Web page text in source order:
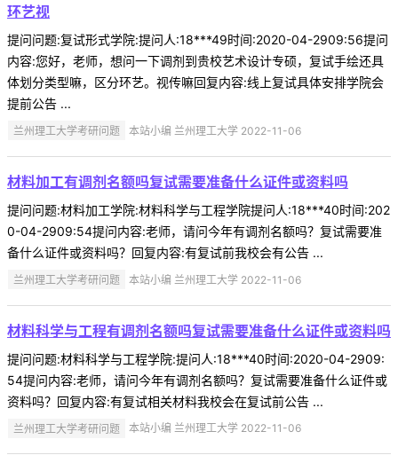
环艺视
提问问题:复试形式学院:提问人:18***49时间:2020-04-2909:56提问
内容:您好，老师，想问一下调剂到贵校艺术设计专硕，复试手绘还具
体划分类型嘛，区分环艺。视传嘛回复内容:线上复试具体安排学院会
提前公告 ...
兰州理工大学考研问题 本站小编 兰州理工大学 2022-11-06
材料加工有调剂名额吗复试需要准备什么证件或资料吗
提问问题:材料加工学院:材料科学与工程学院提问人:18***40时间:202
0-04-2909:54提问内容:老师，请问今年有调剂名额吗？复试需要准
备什么证件或资料吗？回复内容:有复试前我校会有公告 ...
兰州理工大学考研问题 本站小编 兰州理工大学 2022-11-06
材料科学与工程有调剂名额吗复试需要准备什么证件或资料吗
提问问题:材料科学与工程学院:提问人:18***40时间:2020-04-2909:
54提问内容:老师，请问今年有调剂名额吗？复试需要准备什么证件或
资料吗？回复内容:有复试相关材料我校会在复试前公告 ...
兰州理工大学考研问题 本站小编 兰州理工大学 2022-11-06